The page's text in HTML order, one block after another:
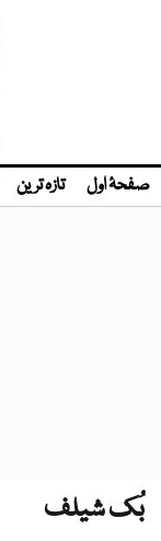
صفحۂ اول تازہ ترین
بُک شیلف